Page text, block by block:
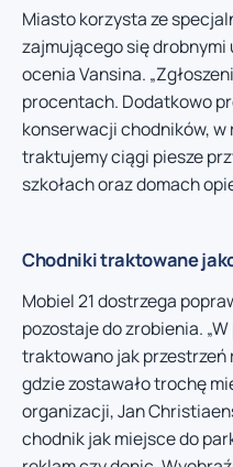
Miasto korzysta ze
zajmującego się drobnymi
ocenia Vansina.
procentach. Dodatkowo
konserwacji chodników,
traktujemy ciągi piesze
szkołach oraz domach
Chodniki traktowane
Mobiel 21 dostrzega
pozostaje do zrobienia.
traktowano jak przestrzeń
gdzie zostawało trochę
organizacji, Jan
chodnik jak miejsce do